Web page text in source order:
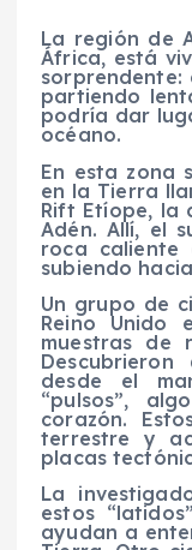
La región de
África, está
partiendo
podría dar
océano.
En esta zona
en la Tierra
Rift Etíope, la
Adén. Allí, el
roca
subiendo
Un grupo de
Reino Unido
muestras de
desde el
“pulsos”,
corazón.
terrestre y
placas
La
estos
ayudan a